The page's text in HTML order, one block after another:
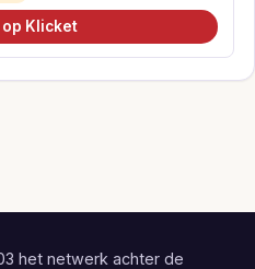
Klicket
het netwerk achter de